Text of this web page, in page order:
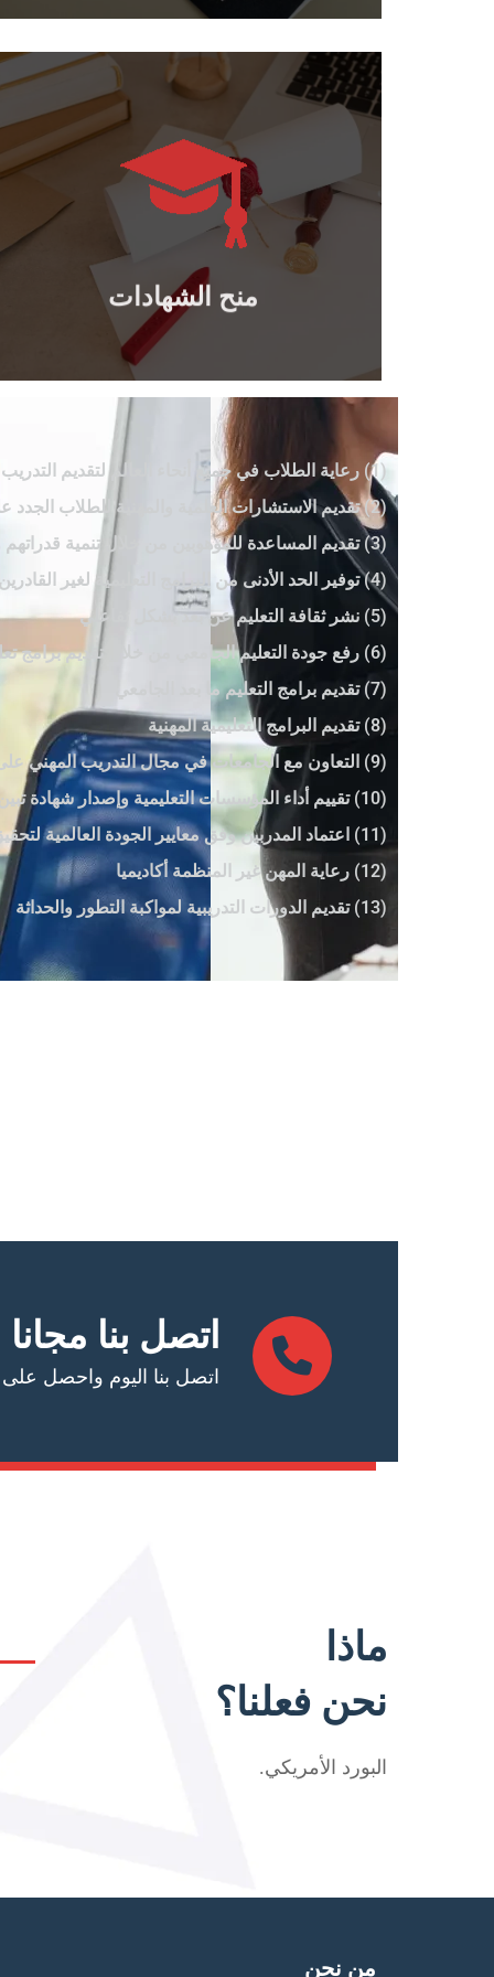
منح الشهادات
منح الشهادات
منح الدكتوراه والماجستير والبكالوريوس
والدبلومات المهنية الدولية..
يتعلم أكثر
(1) رعاية الطلاب في جميع أنحاء العالم لتقديم التدريب بعد التخرج
(2) تقديم الاستشارات العلمية والمهنية للطلاب الجدد على سوق العمل
(3) تقديم المساعدة للموهوبين من خلال تنمية قدراتهم وتنمية مهاراتهم
(4) توفير الحد الأدنى من البرامج التعليمية لغير القادرين على مواصلة تعليمهم بسبب الحرب أو النزوح القسري
(5) نشر ثقافة التعليم عن بعد بشكل تفاعلي
(6) رفع جودة التعليم الجامعي من خلال تقديم برامج تعليمية معتمدة من المجلس الأمريكي للتعليم
(7) تقديم برامج التعليم ما بعد الجامعي
(8) تقديم البرامج التعليمية المهنية
(9) التعاون مع الجامعات في مجال التدريب المهني على مستوى الماجستير والدكتوراه
(10) تقييم أداء المؤسسات التعليمية وإصدار شهادة تبين مستواها الأكاديمي وفق معايير الأداء
(11) اعتماد المدربين وفق معايير الجودة العالمية لتحقيق الاحترافية المطلوبة
(12) رعاية المهن غير المنظمة أكاديميا
(13) تقديم الدورات التدريبية لمواكبة التطور والحداثة
اتصل بنا مجانا
اتصل بنا اليوم واحصل على عرض
ماذا
نحن فعلنا؟
البورد الأمريكي.
من نحن